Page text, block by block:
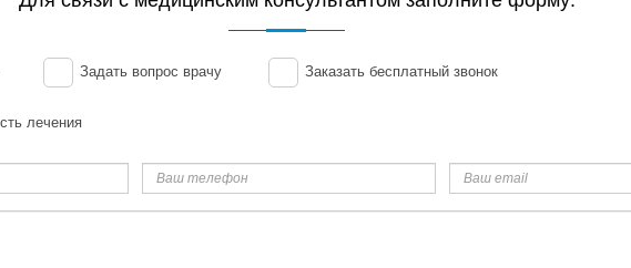
Задать вопрос врачу Заказать бесплатный звонок
лечения
телефон
email